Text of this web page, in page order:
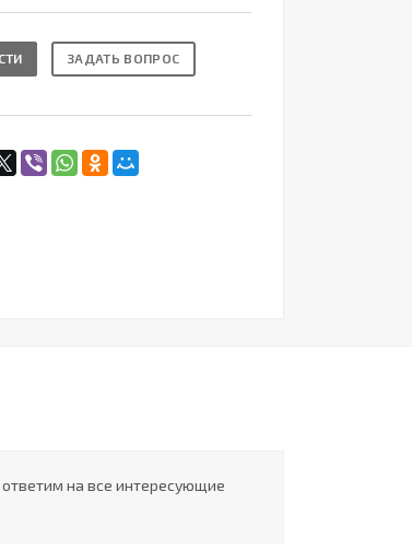
ЗАДАТЬ ВОПРОС
на все интересующие